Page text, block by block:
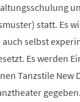
statt. Es
selbst
Es werden
Tanzstile New